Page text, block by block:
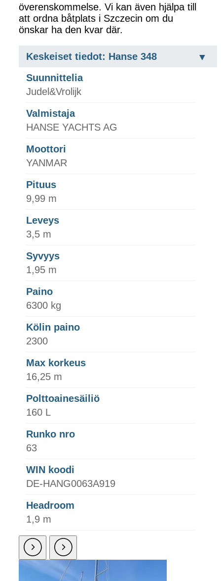
överenskommelse. Vi kan även hjälpa till
att ordna båtplats i Szczecin om du
önskar ha den kvar där.
Keskeiset tiedot: Hanse 348
Suunnittelia
Judel&Vrolijk
Valmistaja
HANSE YACHTS AG
Moottori
YANMAR
Pituus
9,99 m
Leveys
3,5 m
Syvyys
1,95 m
Paino
6300 kg
Kölin paino
2300
Max korkeus
16,25 m
Polttoainesäiliö
160 L
Runko nro
63
WIN koodi
DE-HANG0063A919
Headroom
1,9 m